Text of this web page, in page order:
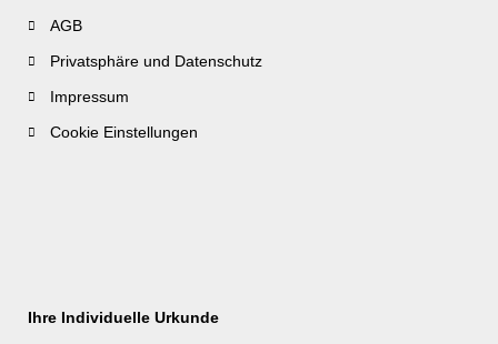
AGB
Privatsphäre und Datenschutz
Impressum
Cookie Einstellungen
Ihre Individuelle Urkunde